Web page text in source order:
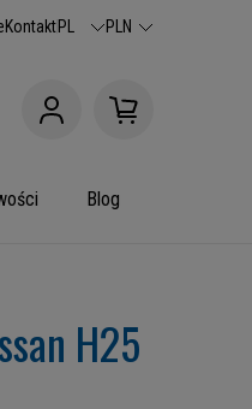
KontaktPL PLN
Blog
H25